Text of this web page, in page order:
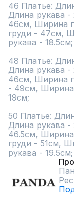
46 Платье:
Длина рукава
46см, Ширина
груди - 47см,
рукава - 18.5см;
48 Платье:
Длина рукава
46см, Ширина
- 49см,
19см;
50 Платье:
Длина рукава
46.5см,
груди - 51см,
рукава - 19.5см;